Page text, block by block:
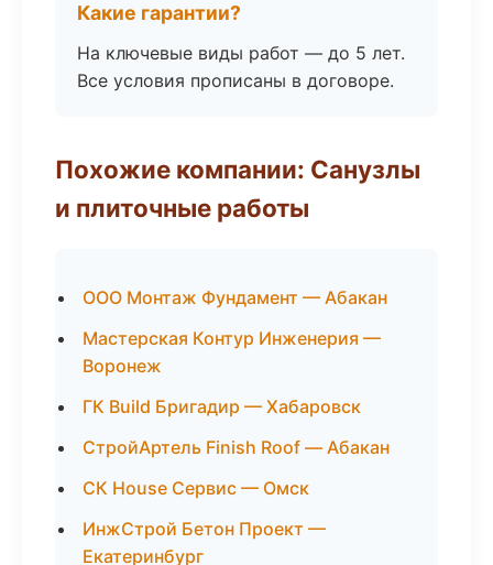
Какие гарантии?
На ключевые виды работ — до 5 лет.
Все условия прописаны в договоре.
Похожие компании: Санузлы
и плиточные работы
ООО Монтаж Фундамент — Абакан
Мастерская Контур Инженерия —
Воронеж
ГК Build Бригадир — Хабаровск
СтройАртель Finish Roof — Абакан
СК House Сервис — Омск
ИнжСтрой Бетон Проект —
Екатеринбург